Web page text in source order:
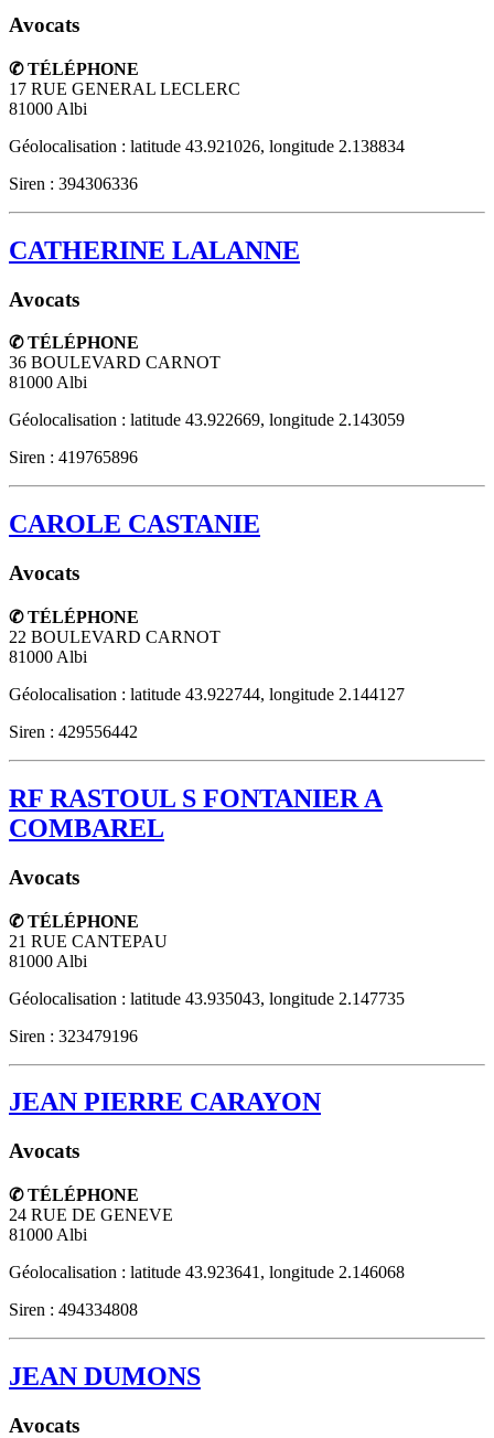
Avocats
✆ TÉLÉPHONE
17 RUE GENERAL LECLERC
81000 Albi
Géolocalisation : latitude 43.921026, longitude 2.138834
Siren : 394306336
CATHERINE LALANNE
Avocats
✆ TÉLÉPHONE
36 BOULEVARD CARNOT
81000Albi
Géolocalisation : latitude 43.922669, longitude 2.143059
Siren : 419765896
CAROLE CASTANIE
Avocats
✆ TÉLÉPHONE
22 BOULEVARD CARNOT
81000 Albi
Géolocalisation : latitude 43.922744, longitude 2.144127
Siren : 429556442
RF RASTOUL S FONTANIER A
COMBAREL
Avocats
✆ TÉLÉPHONE
21 RUE CANTEPAU
81000 Albi
Géolocalisation : latitude 43.935043, longitude 2.147735
Siren : 323479196
JEAN PIERRE CARAYON
Avocats
✆ TÉLÉPHONE
24 RUE DE GENEVE
81000 Albi
Géolocalisation : latitude 43.923641, longitude 2.146068
Siren : 494334808
JEAN DUMONS
Avocats